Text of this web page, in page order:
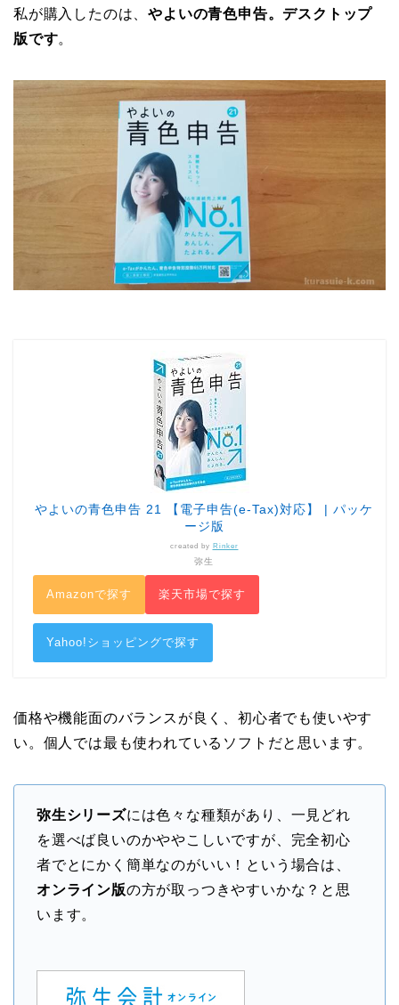
私が購入したのは、やよいの青色申告。デスクトップ
版です。
やよいの青色申告 21 【電子申告(e-Tax)対応】 | パッケ
ージ版
created by Rinker
弥生
Amazonで探す 楽天市場で探す
Yahoo!ショッピングで探す
価格や機能面のバランスが良く、初心者でも使いやす
い。個人では最も使われているソフトだと思います。
弥生シリーズには色々な種類があり、一見どれ
を選べば良いのかややこしいですが、完全初心
者でとにかく簡単なのがいい！という場合は、
オンライン版の方が取っつきやすいかな？と思
います。